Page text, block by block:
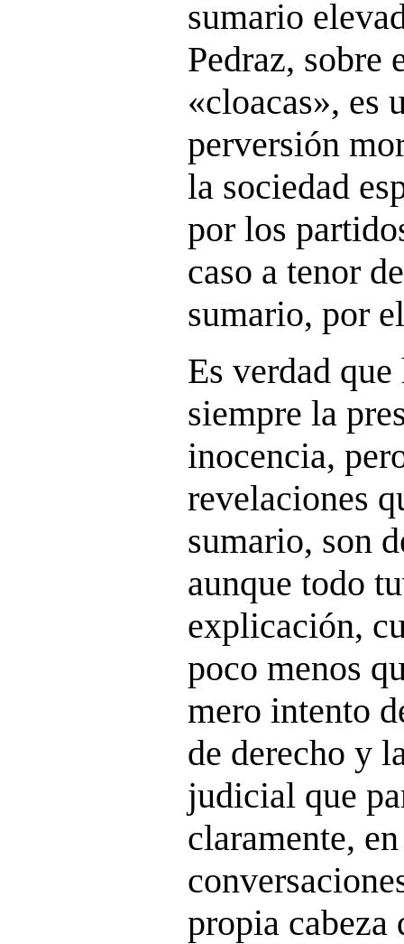
sumario
Pedraz, sobre
«cloacas», es
perversión
la sociedad
por los
caso a tenor
sumario, por
Es verdad
siempre la
inocencia,
revelaciones
sumario, son
aunque todo
explicación,
poco menos
mero intento
de derecho y
judicial que
claramente,
propia cabeza